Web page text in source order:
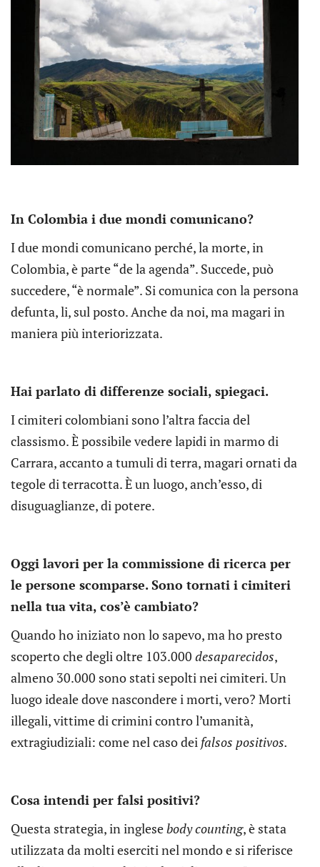
In Colombia i due mondi comunicano?
I due mondi comunicano perché, la morte, in
Colombia, è parte “de la agenda”. Succede, può
succedere, “è normale”. Si comunica con la persona
defunta, li, sul posto. Anche da noi, ma magari in
maniera più interiorizzata.
Hai parlato di differenze sociali, spiegaci.
I cimiteri colombiani sono l’altra faccia del
classismo. È possibile vedere lapidi in marmo di
Carrara, accanto a tumuli di terra, magari ornati da
tegole di terracotta. È un luogo, anch’esso, di
disuguaglianze, di potere.
Oggi lavori per la commissione di ricerca per
le persone scomparse. Sono tornati i cimiteri
nella tua vita, cos’è cambiato?
Quando ho iniziato non lo sapevo, ma ho presto
scoperto che degli oltre 103.000 desaparecidos,
almeno 30.000 sono stati sepolti nei cimiteri. Un
luogo ideale dove nascondere i morti, vero? Morti
illegali, vittime di crimini contro l’umanità,
extragiudiziali: come nel caso dei falsos positivos.
Cosa intendi per falsi positivi?
Questa strategia, in inglesebody counting, è stata
utilizzata da molti eserciti nel mondo e si riferisce